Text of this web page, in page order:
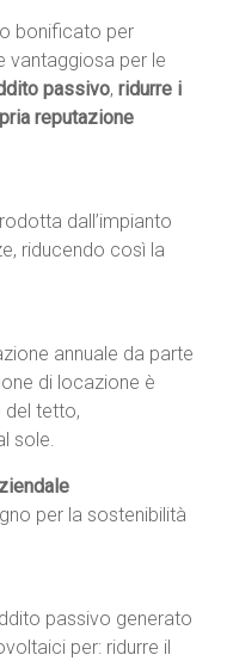
bonificato per
vantaggiosa per le
passivo,ridurre i
reputazione
dall’impianto
riducendo così la
annuale da parte
di locazione è
del tetto,
sole.
per la sostenibilità
passivo generato
per: ridurre il